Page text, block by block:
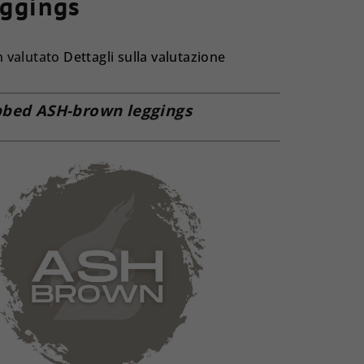
valutato Dettagli sulla valutazione
ASH-brown leggings